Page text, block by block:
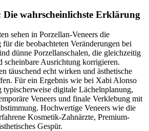
Die wahrscheinlichste Erklärung
sehen in Porzellan-Veneers die
die beobachteten Veränderungen bei
dünne Porzellanschalen, die gleichzeitig
scheinbare Ausrichtung korrigieren.
täuschend echt wirken und ästhetische
Für ein Ergebnis wie bei Xabi Alonso
typischerweise digitale Lächelnplanung,
Veneers und finale Verklebung mit
Hochwertige Veneers wie die
Kosmetik-Zahnärzte, Premium-
Gespür.